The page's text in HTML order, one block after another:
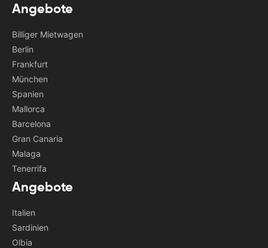
Angebote
Billiger Mietwagen
Berlin
Frankfurt
München
Spanien
Mallorca
Barcelona
Gran Canaria
Malaga
Tenerrifa
Angebote
Italien
Sardinien
Olbia